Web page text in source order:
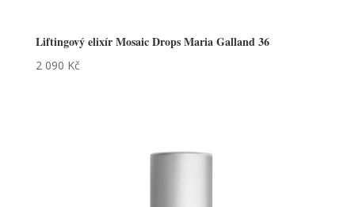
Liftingový elixír Mosaic Drops Maria Galland 36
2 090 Kč